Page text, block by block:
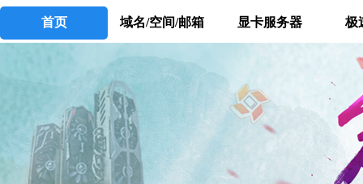
首页 域名/空间/邮箱 显卡服务器 极